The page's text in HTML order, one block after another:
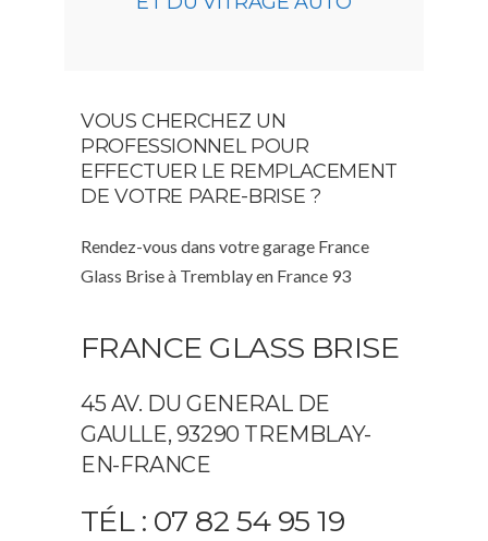
VOUS CHERCHEZ UN
PROFESSIONNEL POUR
EFFECTUER LE REMPLACEMENT
DE VOTRE PARE-BRISE ?
Rendez-vous dans votre garage France
Glass Brise à Tremblay en France 93
FRANCE GLASS BRISE
45 AV. DU GENERAL DE
GAULLE, 93290 TREMBLAY-
EN-FRANCE
TÉL : 07 82 54 95 19